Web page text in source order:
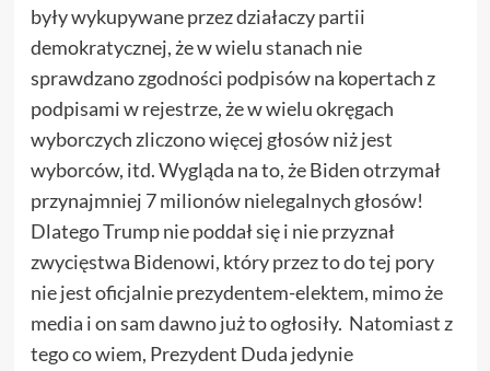
były wykupywane przez działaczy partii
demokratycznej, że w wielu stanach nie
sprawdzano zgodności podpisów na kopertach z
podpisami w rejestrze, że w wielu okręgach
wyborczych zliczono więcej głosów niż jest
wyborców, itd. Wygląda na to, że Biden otrzymał
przynajmniej 7 milionów nielegalnych głosów!
Dlatego Trump nie poddał się i nie przyznał
zwycięstwa Bidenowi, który przez to do tej pory
nie jest oficjalnie prezydentem-elektem, mimo że
media i on sam dawno już to ogłosiły. Natomiast z
tego co wiem, Prezydent Duda jedynie